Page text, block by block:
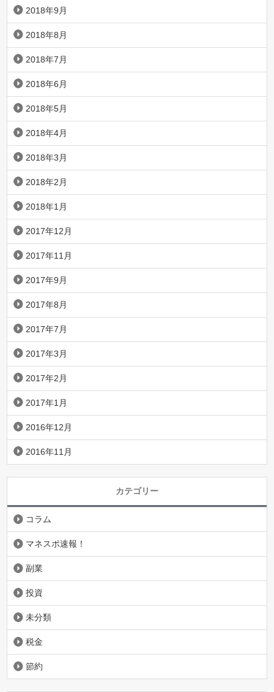
2018年9月
2018年8月
2018年7月
2018年6月
2018年5月
2018年4月
2018年3月
2018年2月
2018年1月
2017年12月
2017年11月
2017年9月
2017年8月
2017年7月
2017年3月
2017年2月
2017年1月
2016年12月
2016年11月
カテゴリー
コラム
マネスポ速報！
副業
投資
未分類
税金
節約